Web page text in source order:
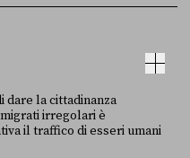
dare la cittadinanza
irregolari è
il traffico di esseri umani